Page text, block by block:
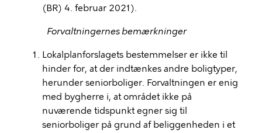
(BR) 4. februar 2021).
Forvaltningernes bemærkninger
Lokalplanforslagets bestemmelser er ikke til
hinder for, at der indtænkes andre boligtyper,
herunder seniorboliger. Forvaltningen er enig
med bygherre i, at området ikke på
nuværende tidspunkt egner sig til
seniorboliger på grund af beliggenheden i et